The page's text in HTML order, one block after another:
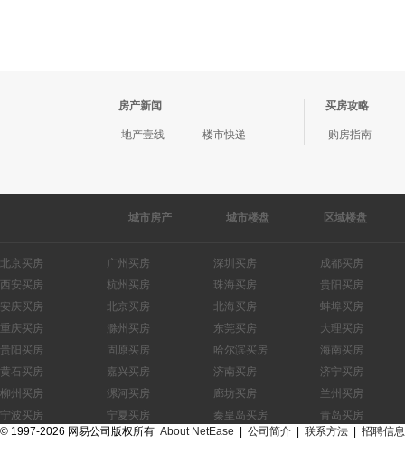
房产新闻
地产壹线 楼市快递
买房攻略
购房指南
城市房产 城市楼盘 区域楼盘
北京 广州 深圳
成都
西安
杭州 珠海
贵阳
安庆
北京 北海
蚌埠
重庆
滁州 东莞
大理
贵阳
固原 哈尔滨
海南
黄石
嘉兴 济南
济宁
柳州
漯河 廊坊
兰州
宁波
宁夏 秦皇岛
青岛
上饶
宿迁 汕头
汕尾
© 1997-2026 网易公司版权所有 About NetEase 公司简介 联系方法 招聘信息